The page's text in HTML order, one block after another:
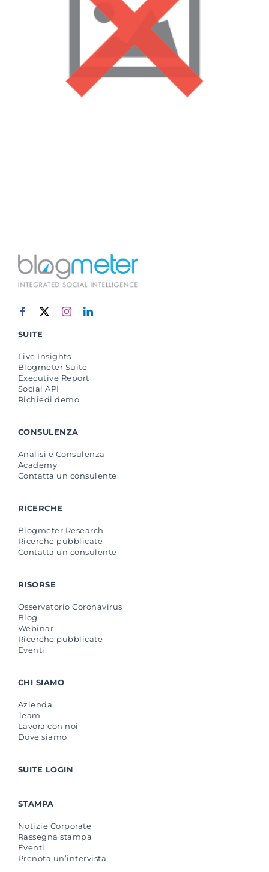
SUITE
Live Insights
Blogmeter Suite
Executive Report
Social API
Richiedi demo
CONSULENZA
Analisi e Consulenza
Academy
Contatta un consulente
RICERCHE
Blogmeter Research
Ricerche pubblicate
Contatta un consulente
RISORSE
Osservatorio Coronavirus
Blog
Webinar
Ricerche pubblicate
Eventi
CHI SIAMO
Azienda
Team
Lavora con noi
Dove siamo
SUITE LOGIN
STAMPA
Notizie Corporate
Rassegna stampa
Eventi
Prenota un’intervista